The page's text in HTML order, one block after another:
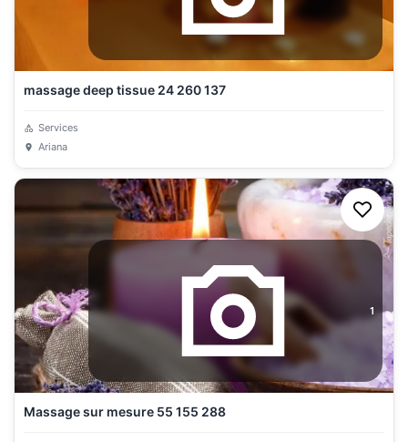
massage deep tissue 24 260 137
Services
Ariana
1
Massage sur mesure 55 155 288